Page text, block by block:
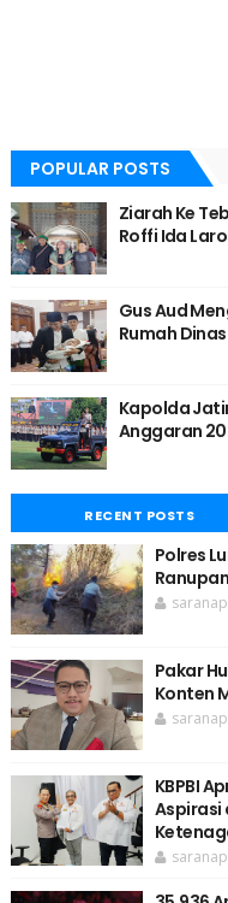
POPULAR POSTS
Ziarah Ke
Roffi Ida
Gus Aud
Rumah
Kapolda
Anggaran
RECENT POSTS
Polres
Pakar
Konten
KBPBI
Aspirasi